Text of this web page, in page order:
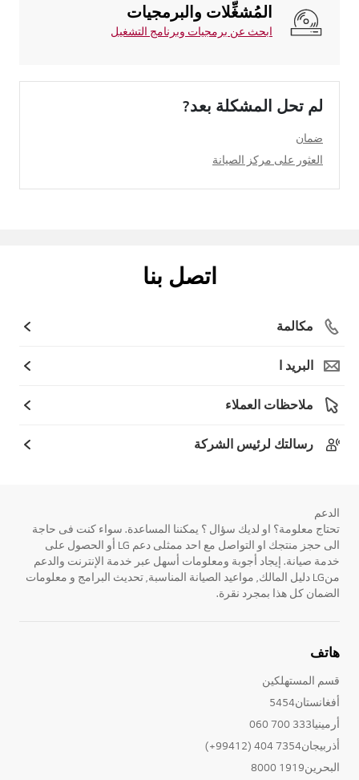
المُشغِّلات والبرمجيات
ابحث عن برمجيات وبرنامج التشغيل
لم تحل المشكلة بعد?
ضمان
العثور على مركز الصيانة
اتصل بنا
مكالمة
البريد ا
ملاحظات العملاء
رسالتك لرئيس الشركة
الدعم
تحتاج معلومة؟ او لديك سؤال ؟ يمكننا المساعدة. سواء كنت فى حاجة
الى حجز منتجك او التواصل مع احد ممثلى دعم LG أو الحصول على
خدمة صيانة. إيجاد أجوبة ومعلومات أسهل عبر خدمة الإنترنت والدعم
منLG دليل المالك, مواعيد الصيانة المناسبة, تحديث البرامج و معلومات
الضمان كل هذا بمجرد نقرة.
هاتف
قسم المستهلكين
أفغانستان5454
أرمينيا333 700 060
أذربيجان7354 404 (99412+)
البحرين1919 8000